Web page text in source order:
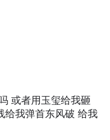
或者用玉玺给我砸
给我弹首东风破 给我